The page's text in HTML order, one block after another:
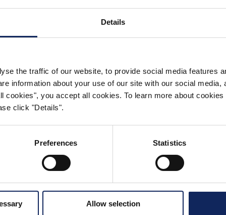
Details
the traffic of our website, to provide social media features
information about your use of our site with our social media,
cookies", you accept all cookies. To learn more about
click "Details".
Preferences Statistics
Allow selection
CASO
DE TERRENO DEL MUNDO
Hong